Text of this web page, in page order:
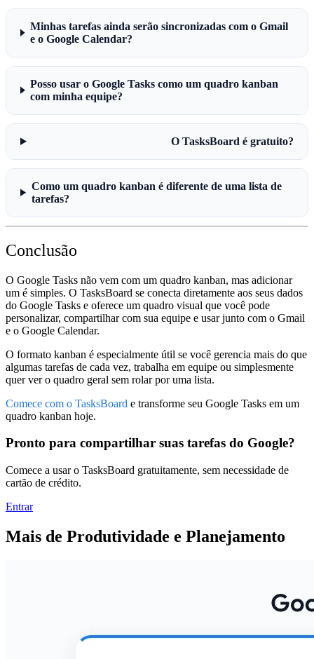
Minhas tarefas ainda serão sincronizadas com o Gmail
e o Google Calendar?
Posso usar o Google Tasks como um quadro kanban
com minha equipe?
O TasksBoard é gratuito?
Como um quadro kanban é diferente de uma lista de
tarefas?
Conclusão
O Google Tasks não vem com um quadro kanban, mas adicionar
um é simples. O TasksBoard se conecta diretamente aos seus dados
do Google Tasks e oferece um quadro visual que você pode
personalizar, compartilhar com sua equipe e usar junto com o Gmail
e o Google Calendar.
O formato kanban é especialmente útil se você gerencia mais do que
algumas tarefas de cada vez, trabalha em equipe ou simplesmente
quer ver o quadro geral sem rolar por uma lista.
Comece com o TasksBoard e transforme seu Google Tasks em um
quadro kanban hoje.
Pronto para compartilhar suas tarefas do Google?
Comece a usar o TasksBoard gratuitamente, sem necessidade de
cartão de crédito.
Entrar
Mais de Produtividade e Planejamento